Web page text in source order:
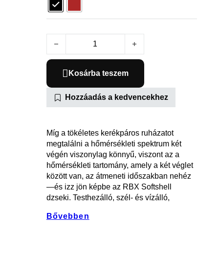
Kosárba teszem
Hozzáadás a kedvencekhez
Míg a tökéletes kerékpáros ruházatot
megtalálni a hőmérsékleti spektrum két
végén viszonylag könnyű, viszont az a
hőmérsékleti tartomány, amely a két véglet
között van, az átmeneti időszakban nehéz
—és izz jön képbe az RBX Softshell
dzseki. Testhezálló, szél- és vízálló,
Bővebben